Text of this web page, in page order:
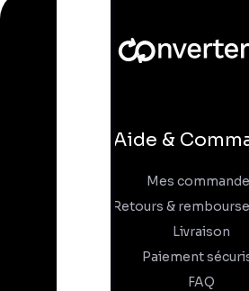
Aide &
Mes
Retours &
Livraison
Paiement
FAQ